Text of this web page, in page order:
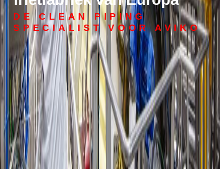
DE CLEAN PIPING
SPECIALIST VOOR AVIKO